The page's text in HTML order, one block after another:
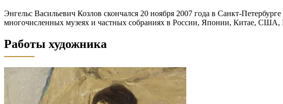
Энгельс Васильевич Козлов скончался 20 ноября 2007 года в Санкт-
многочисленных музеях и частных собраниях в России, Японии, Китае,
Работы художника